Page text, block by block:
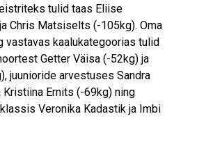
tulid taas Eliise
Chris Matsiselts (-105kg). Oma
vastavas kaalukategoorias tulid
Getter Väisa (-52kg) ja
juunioride arvestuses Sandra
Kristiina Ernits (-69kg) ning
Veronika Kadastik ja Imbi